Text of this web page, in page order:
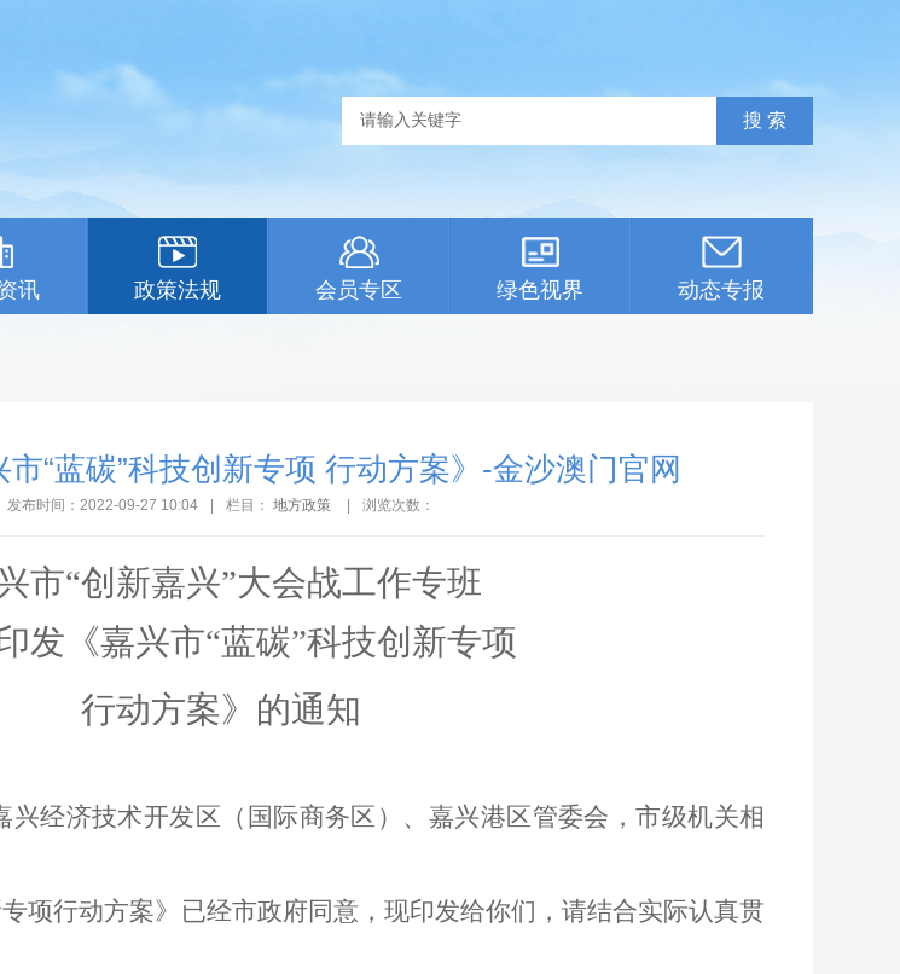
讯 政策法规 会员专区 绿色视界 动态专报
“蓝碳”科技创新专项 行动方案》-金沙澳门官网
发布时间：2022-09-27 10:04 栏目： 地方政策 浏览次数：
市“创新嘉兴”大会战工作专班
发 《嘉兴市“蓝碳”科技创新专项
行动方案》 的通知
兴经济技术开发区（国际商务区）、嘉兴港区管委会，市级机关相
项行动方案》
已经市政府同意，现印发给你们，请结合实际认真贯